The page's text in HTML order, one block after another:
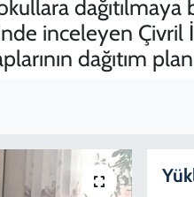
inceleyen
dağıtım